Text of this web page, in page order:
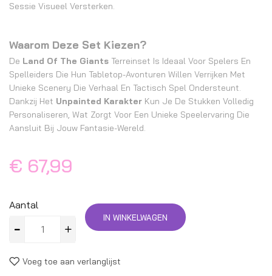
Sessie Visueel Versterken.
Waarom Deze Set Kiezen?
De Land Of The Giants Terreinset Is Ideaal Voor Spelers En
Spelleiders Die Hun Tabletop-Avonturen Willen Verrijken Met
Unieke Scenery Die Verhaal En Tactisch Spel Ondersteunt.
Dankzij Het Unpainted Karakter Kun Je De Stukken Volledig
Personaliseren, Wat Zorgt Voor Een Unieke Speelervaring Die
Aansluit Bij Jouw Fantasie-Wereld.
€ 67,99
Aantal
IN WINKELWAGEN
Voeg toe aan verlanglijst